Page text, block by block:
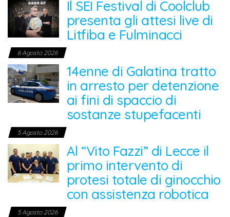
Il SEI Festival di Coolclub
presenta gli attesi live di
Litfiba e Fulminacci
6 Agosto 2026
14enne di Galatina tratto
in arresto per detenzione
ai fini di spaccio di
sostanze stupefacenti
5 Agosto 2026
Al “Vito Fazzi” di Lecce il
primo intervento di
protesi totale di ginocchio
con assistenza robotica
5 Agosto 2026